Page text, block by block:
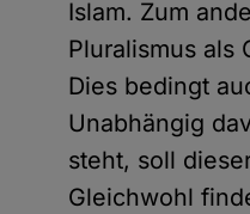
Islam. Zum
Pluralismus als
Dies bedingt
Unabhängig
steht, soll
Gleichwohl